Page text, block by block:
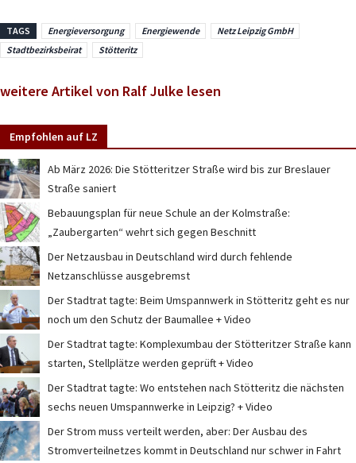
TAGS Energieversorgung Energiewende
Netz Leipzig GmbH
Stadtbezirksbeirat
Stötteritz
weitere Artikel von Ralf Julke lesen
Empfohlen auf LZ
Ab März 2026: Die Stötteritzer Straße wird bis zur Breslauer
Straße saniert
Bebauungsplan für neue Schule an der Kolmstraße:
„Zaubergarten“ wehrt sich gegen Beschnitt
Der Netzausbau in Deutschland wird durch fehlende
Netzanschlüsse ausgebremst
Der Stadtrat tagte: Beim Umspannwerk in Stötteritz geht es nur
noch um den Schutz der Baumallee + Video
Der Stadtrat tagte: Komplexumbau der Stötteritzer Straße kann
starten, Stellplätze werden geprüft + Video
Der Stadtrat tagte: Wo entstehen nach Stötteritz die nächsten
sechs neuen Umspannwerke in Leipzig? + Video
Der Strom muss verteilt werden, aber: Der Ausbau des
Stromverteilnetzes kommt in Deutschland nur schwer in Fahrt